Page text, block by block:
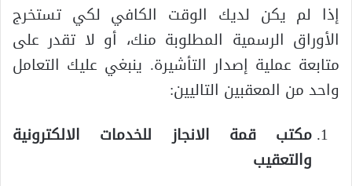
إذا لم يكن لديك الوقت الكافي لكي تستخرج
الأوراق الرسمية المطلوبة منك، أو لا تقدر على
متابعة عملية إصدار التأشيرة. ينبغي عليك التعامل
واحد من المعقبين التاليين:
مكتب قمة الانجاز للخدمات الالكترونية
والتعقيب